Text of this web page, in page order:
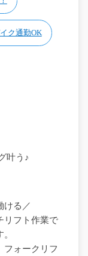
ク通勤OK
叶う♪
ける／
リフト作業で
フォークリフ